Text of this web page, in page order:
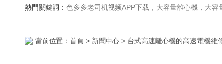
熱門關鍵詞： 色多多老司机视频APP下载，大容量離心機，大容量振蕩器，高速冷凍離心機，生化、光照、振蕩培養箱，磁力攪拌
當前位置： 首頁 > 新聞中心 > 台式高速離心機的高速電機維